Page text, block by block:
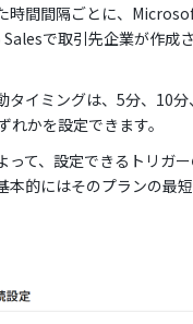
時間間隔ごとに、
で取引先企業が作成
タイミングは、5分、10
れかを設定できます。
って、設定できるトリガ
本的にはそのプランの最